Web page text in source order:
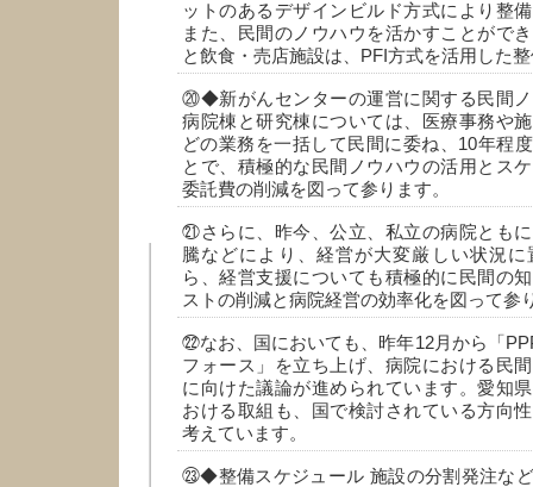
ットのあるデザインビルド方式により整
また、民間のノウハウを活かすことがで
と飲食・売店施設は、PFI方式を活用した
⑳◆新がんセンターの運営に関する民間
病院棟と研究棟については、医療事務や
どの業務を一括して民間に委ね、10年程
とで、積極的な民間ノウハウの活用とス
委託費の削減を図って参ります。
㉑さらに、昨今、公立、私立の病院とも
騰などにより、経営が大変厳しい状況
ら、経営支援についても積極的に民間の
ストの削減と病院経営の効率化を図って参
㉒なお、国においても、昨年12月から「
フォース」を立ち上げ、病院における民
に向けた議論が進められています。愛知
おける取組も、国で検討されている方向
考えています。
㉓◆整備スケジュール 施設の分割発注な